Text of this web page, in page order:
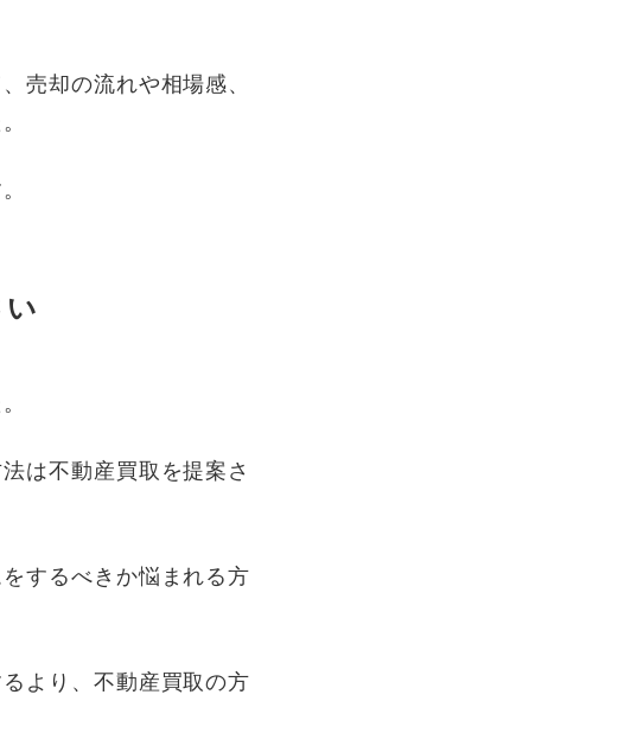
売却の流れや相場感、
は不動産買取を提案さ
するべきか悩まれる方
より、不動産買取の方